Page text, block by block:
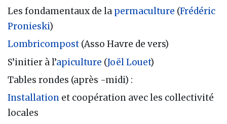
Les fondamentaux de la permaculture (Frédéric
Pronieski)
Lombricompost (Asso Havre de vers)
S’initier à l’apiculture (Joël Louet)
Tables rondes (après -midi) :
Installation et coopération avec les collectivité
locales